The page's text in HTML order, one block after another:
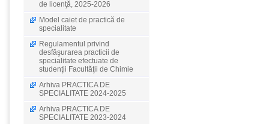
de licenţă, 2025-2026
Model caiet de practică de
specialitate
Regulamentul privind
desfăşurarea practicii de
specialitate efectuate de
studenţii Facultăţii de Chimie
Arhiva PRACTICA DE
SPECIALITATE 2024-2025
Arhiva PRACTICA DE
SPECIALITATE 2023-2024